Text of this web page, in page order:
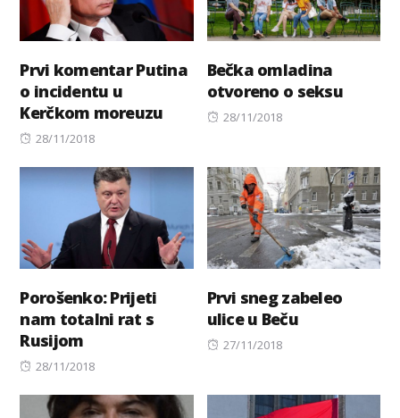
Prvi komentar Putina
o incidentu u
Kerčkom moreuzu
Posted
28/11/2018
Bečka omladina
otvoreno o seksu
Posted
28/11/2018
Porošenko: Prijeti
nam totalni rat s
Rusijom
Posted
28/11/2018
Prvi sneg zabeleo
ulice u Beču
Posted
27/11/2018